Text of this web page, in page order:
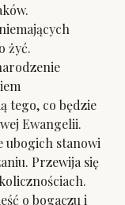
żyć.
tego, co będzie
Ewangelii.
ubogich stanowi
Przewija się
o bogaczu i